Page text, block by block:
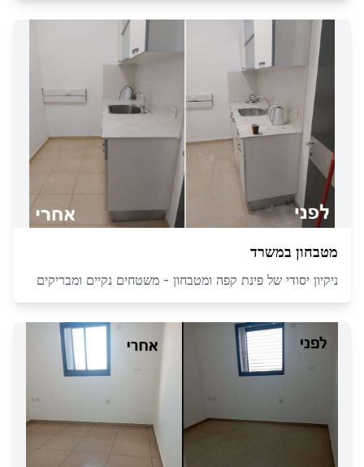
מטבחון במשרד
ניקיון יסודי של פינת קפה ומטבחון - משטחים נקיים ומבריקים